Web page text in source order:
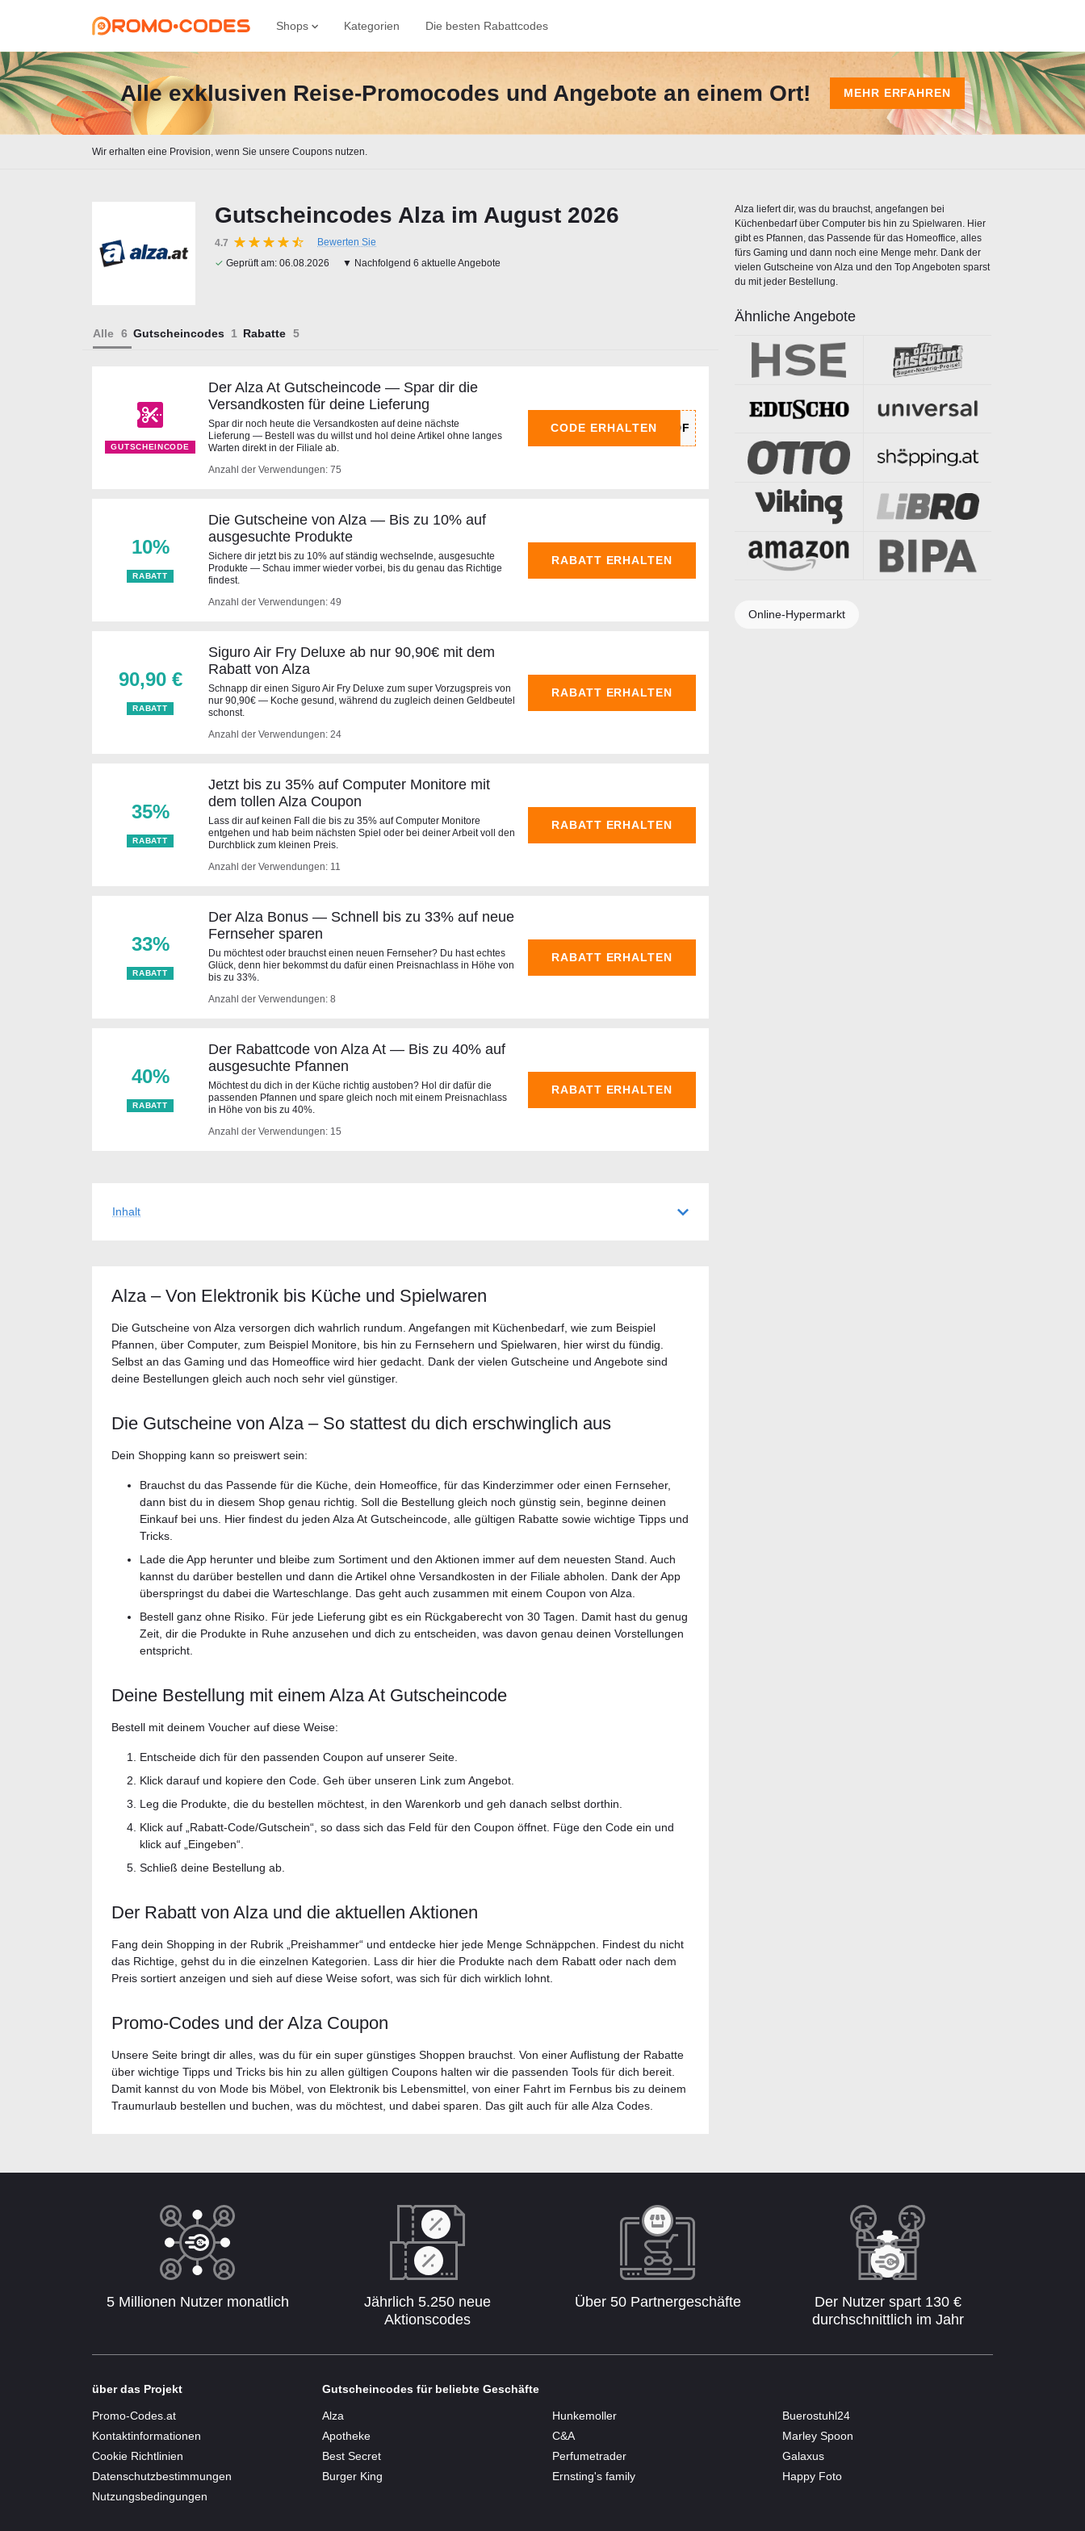
Shops Kategorien Die besten Rabattcodes
Alle exklusiven Reise-Promocodes und Angebote an einem Ort! MEHR ERFAHREN
Wir erhalten eine Provision, wenn Sie unsere Coupons nutzen.
Gutscheincodes Alza im August 2026
4.7
Bewerten Sie
✓ Geprüft am: 06.08.2026 ▼ Nachfolgend 6 aktuelle Angebote
Alle Gutscheincodes Rabatte
GUTSCHEINCODE
Der Alza At Gutscheincode — Spar dir die
Versandkosten für deine Lieferung
Spar dir noch heute die Versandkosten auf deine nächste
Lieferung — Bestell was du willst und hol deine Artikel ohne langes
Warten direkt in der Filiale ab.
Anzahl der Verwendungen: 75
CODE ERHALTEN
10%
RABATT
Die Gutscheine von Alza — Bis zu 10% auf
ausgesuchte Produkte
Sichere dir jetzt bis zu 10% auf ständig wechselnde, ausgesuchte
Produkte — Schau immer wieder vorbei, bis du genau das Richtige
findest.
Anzahl der Verwendungen: 49
RABATT ERHALTEN
90,90 €
RABATT
Siguro Air Fry Deluxe ab nur 90,90€ mit dem
Rabatt von Alza
Schnapp dir einen Siguro Air Fry Deluxe zum super Vorzugspreis von
nur 90,90€ — Koche gesund, während du zugleich deinen Geldbeutel
schonst.
Anzahl der Verwendungen: 24
RABATT ERHALTEN
35%
RABATT
Jetzt bis zu 35% auf Computer Monitore mit
dem tollen Alza Coupon
Lass dir auf keinen Fall die bis zu 35% auf Computer Monitore
entgehen und hab beim nächsten Spiel oder bei deiner Arbeit voll den
Durchblick zum kleinen Preis.
Anzahl der Verwendungen: 11
RABATT ERHALTEN
33%
RABATT
Der Alza Bonus — Schnell bis zu 33% auf neue
Fernseher sparen
Du möchtest oder brauchst einen neuen Fernseher? Du hast echtes
Glück, denn hier bekommst du dafür einen Preisnachlass in Höhe von
bis zu 33%.
Anzahl der Verwendungen: 8
RABATT ERHALTEN
40%
RABATT
Der Rabattcode von Alza At — Bis zu 40% auf
ausgesuchte Pfannen
Möchtest du dich in der Küche richtig austoben? Hol dir dafür die
passenden Pfannen und spare gleich noch mit einem Preisnachlass
in Höhe von bis zu 40%.
Anzahl der Verwendungen: 15
RABATT ERHALTEN
Inhalt
Alza – Von Elektronik bis Küche und Spielwaren
Die Gutscheine von Alza versorgen dich wahrlich rundum. Angefangen mit Küchenbedarf, wie zum Beispiel
Pfannen, über Computer, zum Beispiel Monitore, bis hin zu Fernsehern und Spielwaren, hier wirst du fündig.
Selbst an das Gaming und das Homeoffice wird hier gedacht. Dank der vielen Gutscheine und Angebote sind
deine Bestellungen gleich auch noch sehr viel günstiger.
Die Gutscheine von Alza – So stattest du dich erschwinglich aus
Dein Shopping kann so preiswert sein:
Brauchst du das Passende für die Küche, dein Homeoffice, für das Kinderzimmer oder einen Fernseher,
dann bist du in diesem Shop genau richtig. Soll die Bestellung gleich noch günstig sein, beginne deinen
Einkauf bei uns. Hier findest du jeden Alza At Gutscheincode, alle gültigen Rabatte sowie wichtige Tipps und
Tricks.
Lade die App herunter und bleibe zum Sortiment und den Aktionen immer auf dem neuesten Stand. Auch
kannst du darüber bestellen und dann die Artikel ohne Versandkosten in der Filiale abholen. Dank der App
überspringst du dabei die Warteschlange. Das geht auch zusammen mit einem Coupon von Alza.
Bestell ganz ohne Risiko. Für jede Lieferung gibt es ein Rückgaberecht von 30 Tagen. Damit hast du genug
Zeit, dir die Produkte in Ruhe anzusehen und dich zu entscheiden, was davon genau deinen Vorstellungen
entspricht.
Deine Bestellung mit einem Alza At Gutscheincode
Bestell mit deinem Voucher auf diese Weise:
Entscheide dich für den passenden Coupon auf unserer Seite.
Klick darauf und kopiere den Code. Geh über unseren Link zum Angebot.
Leg die Produkte, die du bestellen möchtest, in den Warenkorb und geh danach selbst dorthin.
Klick auf „Rabatt-Code/Gutschein“, so dass sich das Feld für den Coupon öffnet. Füge den Code ein und
klick auf „Eingeben“.
Schließ deine Bestellung ab.
Der Rabatt von Alza und die aktuellen Aktionen
Fang dein Shopping in der Rubrik „Preishammer“ und entdecke hier jede Menge Schnäppchen. Findest du nicht
das Richtige, gehst du in die einzelnen Kategorien. Lass dir hier die Produkte nach dem Rabatt oder nach dem
Preis sortiert anzeigen und sieh auf diese Weise sofort, was sich für dich wirklich lohnt.
Promo-Codes und der Alza Coupon
Unsere Seite bringt dir alles, was du für ein super günstiges Shoppen brauchst. Von einer Auflistung der Rabatte
über wichtige Tipps und Tricks bis hin zu allen gültigen Coupons halten wir die passenden Tools für dich bereit.
Damit kannst du von Mode bis Möbel, von Elektronik bis Lebensmittel, von einer Fahrt im Fernbus bis zu deinem
Traumurlaub bestellen und buchen, was du möchtest, und dabei sparen. Das gilt auch für alle Alza Codes.
Alza liefert dir, was du brauchst, angefangen bei
Küchenbedarf über Computer bis hin zu Spielwaren. Hier
gibt es Pfannen, das Passende für das Homeoffice, alles
fürs Gaming und dann noch eine Menge mehr. Dank der
vielen Gutscheine von Alza und den Top Angeboten sparst
du mit jeder Bestellung.
Ähnliche Angebote
Online-Hypermarkt
5 Millionen Nutzer monatlich
Jährlich 5.250 neue
Aktionscodes
Über 50 Partnergeschäfte
Der Nutzer spart 130 €
durchschnittlich im Jahr
über das Projekt
Promo-Codes.at
Kontaktinformationen
Cookie Richtlinien
Datenschutzbestimmungen
Nutzungsbedingungen
Gutscheincodes für beliebte Geschäfte
Alza
Apotheke
Best Secret
Burger King
Hunkemoller
C&A
Perfumetrader
Ernsting's family
Buerostuhl24
Marley Spoon
Galaxus
Happy Foto